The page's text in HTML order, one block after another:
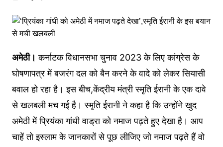
अमेठी। कर्नाटक विधानसभा चुनाव 2023 के लिए कांग्रेस के
घोषणापत्र में बजरंग दल को बैन करने के वादे को लेकर सियासी
बवाल हो रहा है। इस बीच,केंद्रीय मंत्री स्मृति ईरानी के एक दावे
से खलबली मच गई है। स्मृति ईरानी ने कहा है कि उन्होंने खुद
अमेठी में प्रियंका गांधी वाड्रा को नमाज पढ़ते हुए देखा है। आप
चाहें तो इस्लाम के जानकारों से पूछ लीजिए जो नमाज पढ़ते हैं वो